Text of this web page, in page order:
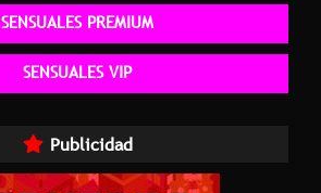
Publicidad
SENSUALES PREMIUM
SENSUALES VIP